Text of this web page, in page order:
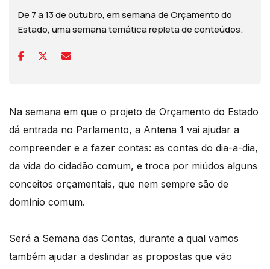
De 7 a 13 de outubro, em semana de Orçamento do
Estado, uma semana temática repleta de conteúdos.
Na semana em que o projeto de Orçamento do Estado
dá entrada no Parlamento, a Antena 1 vai ajudar a
compreender e a fazer contas: as contas do dia-a-dia,
da vida do cidadão comum, e troca por miúdos alguns
conceitos orçamentais, que nem sempre são de
domínio comum.
Será a Semana das Contas, durante a qual vamos
também ajudar a deslindar as propostas que vão